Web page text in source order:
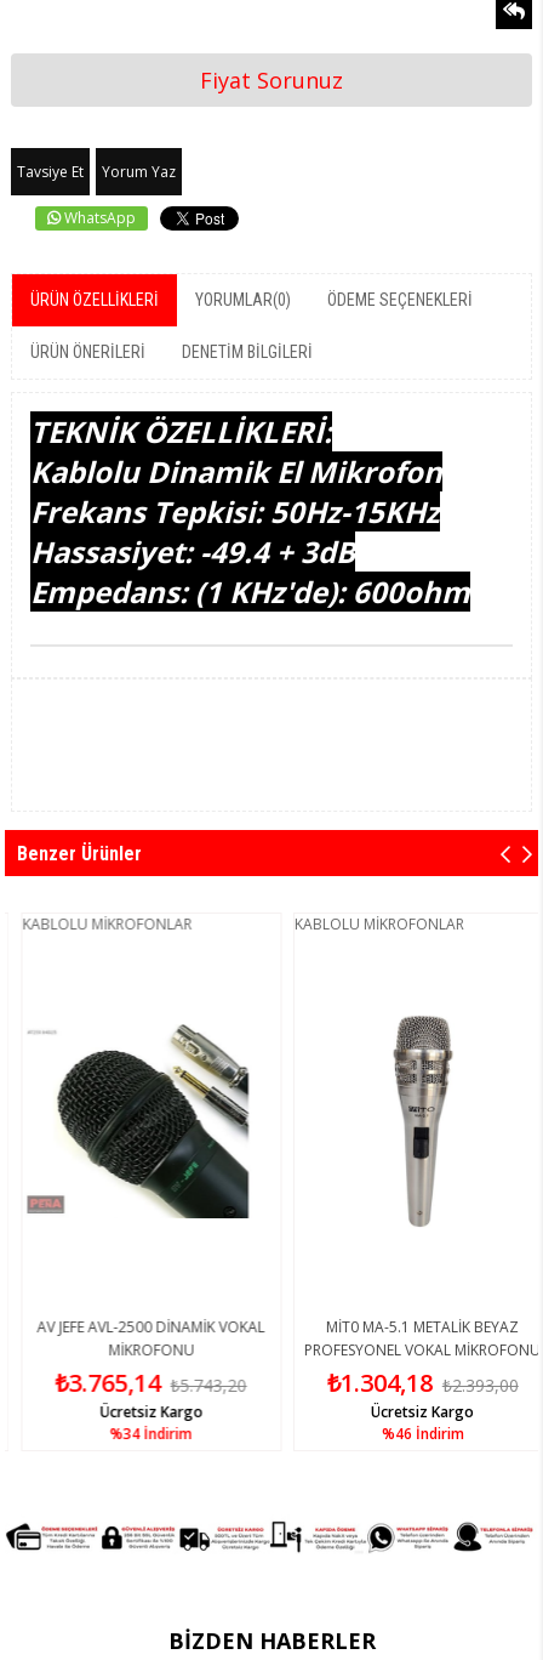
Fiyat Sorunuz
Tavsiye Et Yorum Yaz
WhatsApp
ÜRÜN ÖZELLIKLERI YORUMLAR(0) ÖDEME SEÇENEKLERI
ÜRÜN ÖNERILERI DENETIM BILGILERI
TEKNİK ÖZELLİKLERİ:
Kablolu Dinamik El Mikrofon
Frekans Tepkisi: 50Hz-15KHz
Hassasiyet: -49.4 + 3dB
Empedans: (1 KHz'de): 600ohm
Benzer Ürünler
KABLOLU MİKROFONLAR
AV JEFE AVL-2500 DİNAMİK VOKAL
MİKROFONU
₺3.765,14 ₺5.743,20
%34İndirim
Ücretsiz Kargo
KABLOLU MİKROFONLAR
MİT0 MA-5.1 METALİK BEYAZ
PROFESYONEL VOKAL MİKROFONU
₺1.304,18 ₺2.393,00
%46İndirim
Ücretsiz Kargo
BIZDEN HABERLER